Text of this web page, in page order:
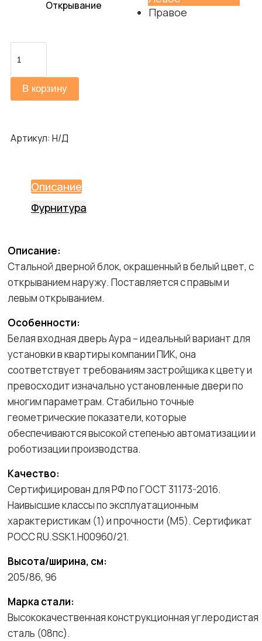
Открывание
Правое
товара
Аура
KaleВ корзину
Артикул: Н/Д
Описание
Фурнитура
Описание:
Стальной дверной блок, окрашенный в белый цвет, с
открыванием наружу. Поставляется с правым и
левым открыванием.
Особенности:
Белая входная дверь Аура – идеальный вариант для
установки в квартиры компании ПИК, она
соответствует требованиям застройщика к цвету и
превосходит изначально установленные двери по
многим параметрам. Стабильно точные
геометрические показатели, которые
обеспечиваются высокой степенью автоматизации и
роботизации производства.
Качество:
Сертифицирован для РФ по ГОСТ 31173-2016.
Наивысшие классы по эксплуатационным
характеристикам (1) и прочности (М5). Сертификат
POCC RU.SSK1.H00960/21.
Высота/ширина, см:
205/86, 96
Марка стали:
Высококачественная конструкционная углеродистая
сталь (08пс).